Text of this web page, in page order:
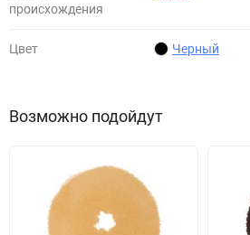
происхождения
Цвет Черный
Возможно подойдут